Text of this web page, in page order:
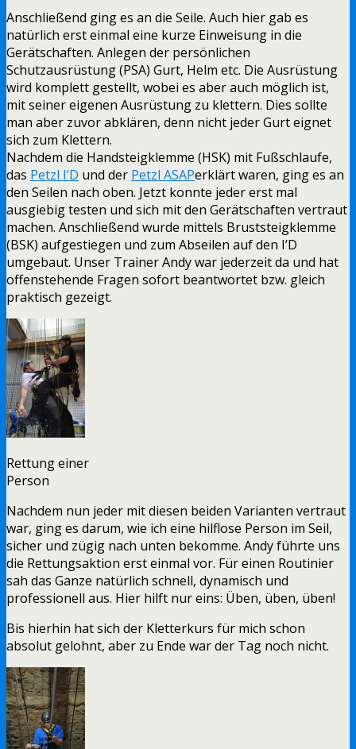
Anschließend ging es an die Seile. Auch hier gab es
natürlich erst einmal eine kurze Einweisung in die
Gerätschaften. Anlegen der persönlichen
Schutzausrüstung (PSA) Gurt, Helm etc. Die Ausrüstung
wird komplett gestellt, wobei es aber auch möglich ist,
mit seiner eigenen Ausrüstung zu klettern. Dies sollte
man aber zuvor abklären, denn nicht jeder Gurt eignet
sich zum Klettern.
Nachdem die Handsteigklemme (HSK) mit Fußschlaufe,
das Petzl I’D und der Petzl ASAPerklärt waren, ging es an
den Seilen nach oben. Jetzt konnte jeder erst mal
ausgiebig testen und sich mit den Gerätschaften vertraut
machen. Anschließend wurde mittels Bruststeigklemme
(BSK) aufgestiegen und zum Abseilen auf den I’D
umgebaut. Unser Trainer Andy war jederzeit da und hat
offenstehende Fragen sofort beantwortet bzw. gleich
praktisch gezeigt.
Rettung einer
Person
Nachdem nun jeder mit diesen beiden Varianten vertraut
war, ging es darum, wie ich eine hilflose Person im Seil,
sicher und zügig nach unten bekomme. Andy führte uns
die Rettungsaktion erst einmal vor. Für einen Routinier
sah das Ganze natürlich schnell, dynamisch und
professionell aus. Hier hilft nur eins: Üben, üben, üben!
Bis hierhin hat sich der Kletterkurs für mich schon
absolut gelohnt, aber zu Ende war der Tag noch nicht.